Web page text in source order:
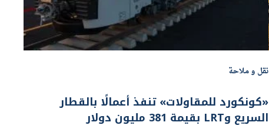
نقل و ملاحة
«كونكورد للمقاولات» تنفذ أعمالًا بالقطار
السريع وLRT بقيمة 381 مليون دولار